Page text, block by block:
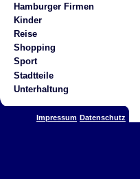
Hamburger Firmen
Kinder
Reise
Shopping
Sport
Stadtteile
Unterhaltung
Impressum Datenschutz